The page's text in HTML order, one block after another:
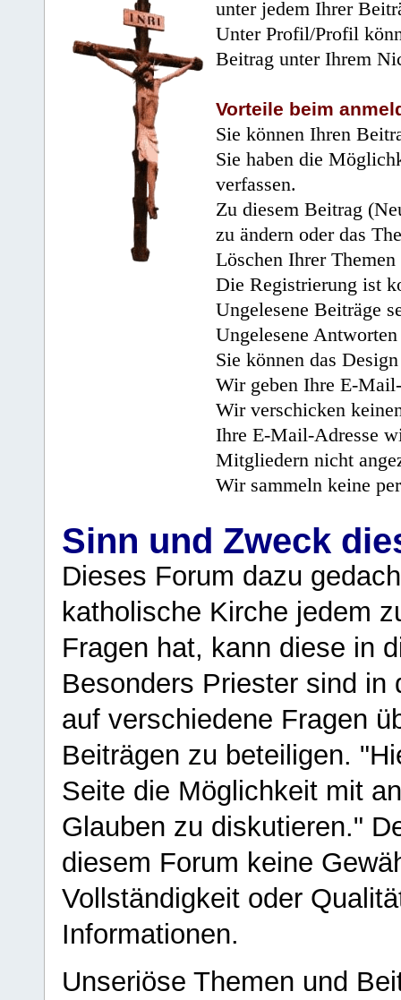
unter jedem Ihrer
Unter Profil/Profil
Beitrag unter Ihrem
Vorteile beim
Sie können Ihren
Sie haben die
verfassen.
Zu diesem Beitrag
zu ändern oder das
Löschen Ihrer
Die Registrierung ist
Ungelesene Beiträge
Ungelesene
Sie können das
Wir geben Ihre E-
Wir verschicken
Ihre E-Mail-Adresse
Mitgliedern nicht
Wir sammeln keine
Sinn und Zweck
Dieses Forum dazu
katholische Kirche jedem
Fragen hat, kann diese in
Besonders Priester sind in
auf verschiedene Fragen
Beiträgen zu beteiligen.
Seite die Möglichkeit mit
Glauben zu diskutieren."
diesem Forum keine
Vollständigkeit oder
Informationen.
Unseriöse Themen und